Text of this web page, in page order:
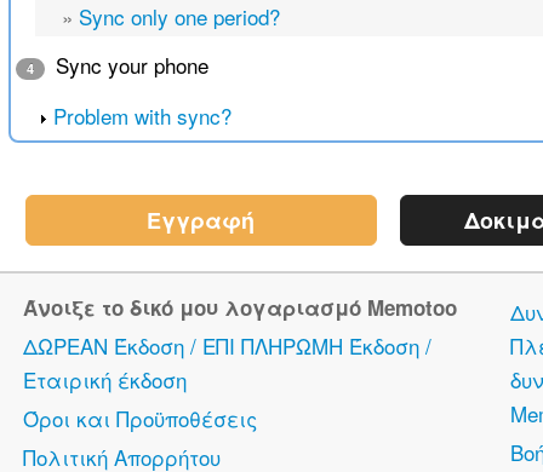
» Sync only one period?
4
Sync your phone
Problem with sync?
Εγγραφή
Άνοιξε το δικό μου λογαριασμό Memotoo
ΔΩΡΕΑΝ Έκδοση / ΕΠΙ ΠΛΗΡΩΜΗ Έκδοση /
Εταιρική έκδοση
Όροι και Προϋποθέσεις
Πολιτική Απορρήτου